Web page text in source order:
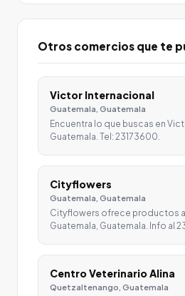
Otros comercios que te
Victor Internacional
Guatemala, Guatemala
Encuentra lo que buscas en
Guatemala. Tel: 23173600.
Cityflowers
Guatemala, Guatemala
Cityflowers ofrece productos
Guatemala, Guatemala. Info al
Centro Veterinario Alina
Quetzaltenango, Guatemala